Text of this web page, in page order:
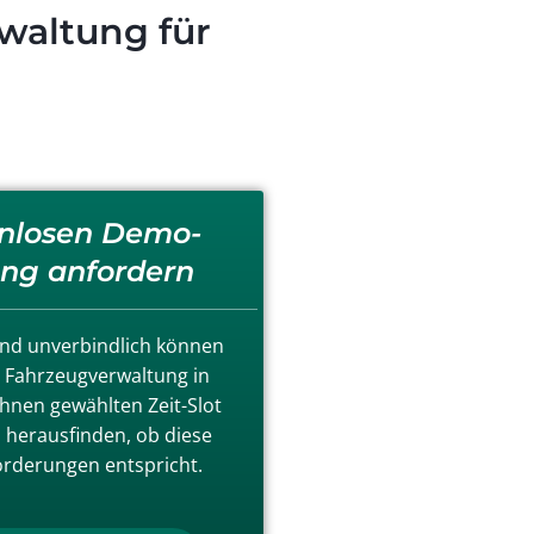
für
Demo-
anfordern
unverbindlich können
Fahrzeugverwaltung in
gewählten Zeit-Slot
ob diese
entspricht.